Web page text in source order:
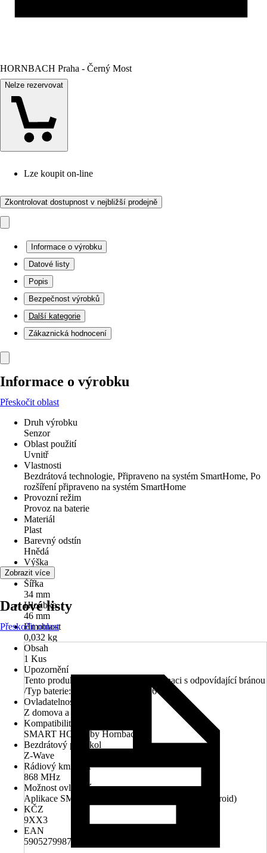
HORNBACH Praha - Černý Most
Nelze rezervovat
Lze koupit on-line
Zkontrolovat dostupnost v nejbližší prodejně
Informace o výrobku
Datové listy
Popis
Bezpečnost výrobků
Další kategorie
Zákaznická hodnocení
Informace o výrobku
Přeskočit oblast
Druh výrobku
Senzor
Oblast použití
Uvnitř
Vlastnosti
Bezdrátová technologie, Připraveno na systém SmartHome, Po
rozšíření připraveno na systém SmartHome
Provozní režim
Provoz na baterie
Materiál
Plast
Barevný odstín
Hnědá
Výška
46 mm
Šířka
34 mm
Hloubka
46 mm
Hmotnost
0,032 kg
Obsah
1 Kus
Upozornění
Tento produkt funguje pouze v kombinaci s odpovídající bránou
/Typ baterie: ER14250 1 / 2AA 3,6 V
Ovladatelnost přes aplikaci
Z domova a mimo domov
Kompatibilita
SMART HOME by Hornbach
Bezdrátový protokol
Z-Wave
Rádiový kmitočet
868 MHz
Možnost ovládání
Aplikace SMART HOME by hornbach (iOS a Android)
KČZ
9XX3
EAN
5905279987234
Zobrazit více
Datové listy
Přeskočit oblast